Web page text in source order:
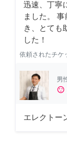
迅速、丁寧
ました。
き、とても
した！
依頼されたチケ
男
sentiment_satisfied
エレクトー